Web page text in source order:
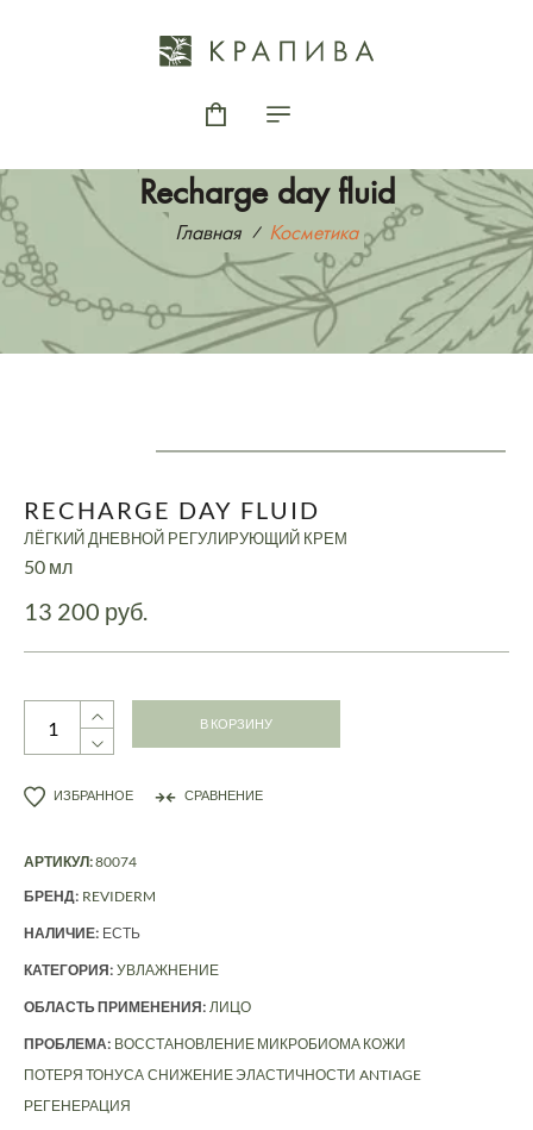
Recharge day fluid
Главная Косметика
RECHARGE DAY FLUID
ЛЁГКИЙ ДНЕВНОЙ РЕГУЛИРУЮЩИЙ КРЕМ
50 мл
13 200 руб.
В КОРЗИНУ
ИЗБРАННОЕ СРАВНЕНИЕ
АРТИКУЛ:80074
БРЕНД: REVIDERM
НАЛИЧИЕ: ЕСТЬ
КАТЕГОРИЯ: УВЛАЖНЕНИЕ
ОБЛАСТЬ ПРИМЕНЕНИЯ: ЛИЦО
ПРОБЛЕМА: ВОССТАНОВЛЕНИЕ МИКРОБИОМА КОЖИ
ПОТЕРЯ ТОНУСА СНИЖЕНИЕ ЭЛАСТИЧНОСТИ ANTIAGE
РЕГЕНЕРАЦИЯ